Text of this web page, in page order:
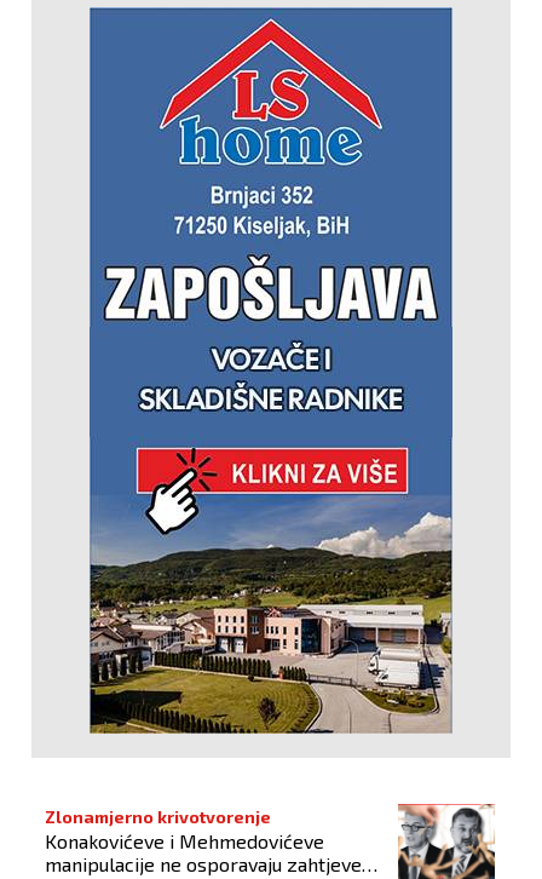
Zlonamjerno krivotvorenje
Konakovićeve i Mehmedovićeve
manipulacije ne osporavaju zahtjeve